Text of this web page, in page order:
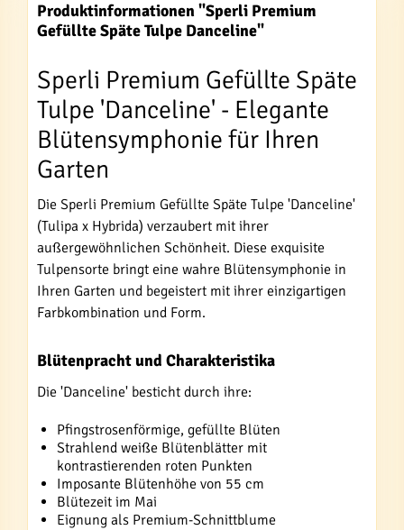
Produktinformationen "Sperli Premium
Gefüllte Späte Tulpe Danceline"
Sperli Premium Gefüllte Späte
Tulpe 'Danceline' - Elegante
Blütensymphonie für Ihren
Garten
Die Sperli Premium Gefüllte Späte Tulpe 'Danceline'
(Tulipa x Hybrida) verzaubert mit ihrer
außergewöhnlichen Schönheit. Diese exquisite
Tulpensorte bringt eine wahre Blütensymphonie in
Ihren Garten und begeistert mit ihrer einzigartigen
Farbkombination und Form.
Blütenpracht und Charakteristika
Die 'Danceline' besticht durch ihre:
Pfingstrosenförmige, gefüllte Blüten
Strahlend weiße Blütenblätter mit
kontrastierenden roten Punkten
Imposante Blütenhöhe von 55 cm
Blütezeit im Mai
Eignung als Premium-Schnittblume